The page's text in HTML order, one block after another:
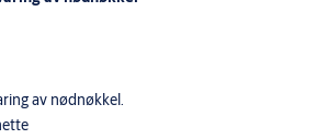
av nødnøkkel.